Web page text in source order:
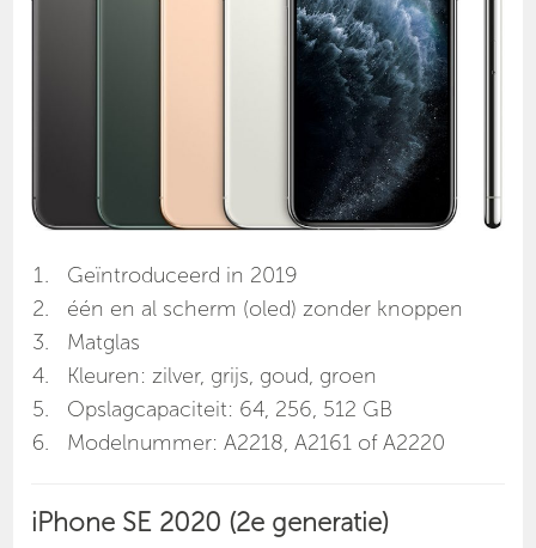
Geïntroduceerd in 2019
één en al scherm (oled) zonder knoppen
Matglas
Kleuren: zilver, grijs, goud, groen
Opslagcapaciteit: 64, 256, 512 GB
Modelnummer: A2218, A2161 of A2220
iPhone SE 2020 (2e generatie)